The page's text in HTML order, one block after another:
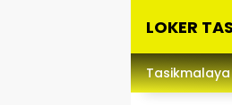
LOKER
Lowongan
Kerja
Tasikmalaya